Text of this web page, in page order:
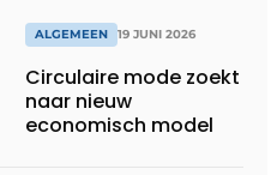
en advieskantoor
ALGEMEEN 19 JUNI 2026
Circulaire mode zoekt
naar nieuw
economisch model